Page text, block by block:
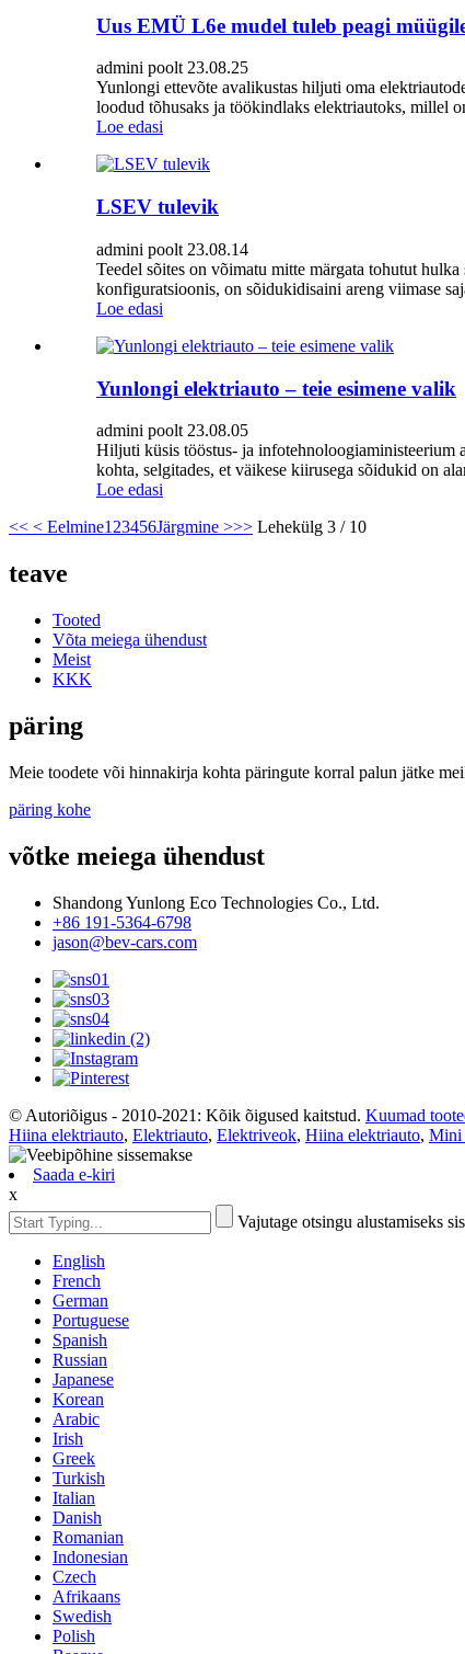
Uus EMÜ L6e mudel tuleb peagi
admini poolt 23.08.25
Yunlongi ettevõte avalikustas hiljuti oma
loodud tõhusaks ja töökindlaks elektriautoks, millel
Loe edasi
LSEV tulevik
admini poolt 23.08.14
Teedel sõites on võimatu mitte märgata tohutut
konfiguratsioonis, on sõidukidisaini areng viimase
Loe edasi
Yunlongi elektriauto – teie esimene valik
admini poolt 23.08.05
Hiljuti küsis tööstus- ja infotehnoloogiaministeerium
kohta, selgitades, et väikese kiirusega sõidukid on
Loe edasi
<< < Eelmine1 23456Järgmine >>> Lehekülg 3 / 10
teave
Tooted
Võta meiega ühendust
Meist
KKK
päring
Meie toodete või hinnakirja kohta päringute korral palun jätke
päring kohe
võtke meiega ühendust
Shandong Yunlong Eco Technologies Co., Ltd.
+86 191-5364-6798
jason@bev-cars.com
© Autoriõigus - 2010-2021: Kõik õigused kaitstud. Kuumad
Hiina elektriauto, Elektriauto, Elektriveok, Hiina elektriauto, Mini
Saada e-kiri
x
Vajutage otsingu alustamiseks
English
French
German
Portuguese
Spanish
Russian
Japanese
Korean
Arabic
Irish
Greek
Turkish
Italian
Danish
Romanian
Indonesian
Czech
Afrikaans
Swedish
Polish